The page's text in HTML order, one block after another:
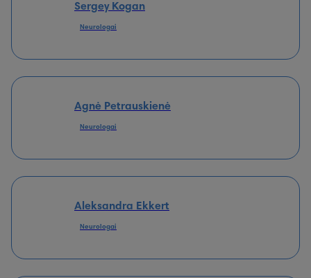
Sergey Kogan
Neurologai
Agnė Petrauskienė
Neurologai
Aleksandra Ekkert
Neurologai